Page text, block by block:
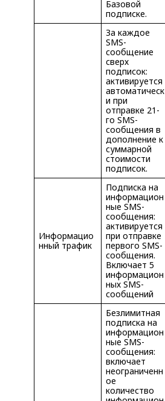
Базовой
подписке.
За каждое
SMS-
сообщение
сверх
подписок:
активируется
автоматическ
и при
отправке 21-
го SMS-
сообщения в
дополнение к
суммарной
стоимости
подписок.
Информацио
нный трафик
Подписка на
информацион
ные SMS-
сообщения:
активируется
при отправке
первого SMS-
сообщения.
Включает 5
информацион
ных SMS-
сообщений
Безлимитная
подписка на
информацион
ные SMS-
сообщения:
включает
неограниченн
ое
количество